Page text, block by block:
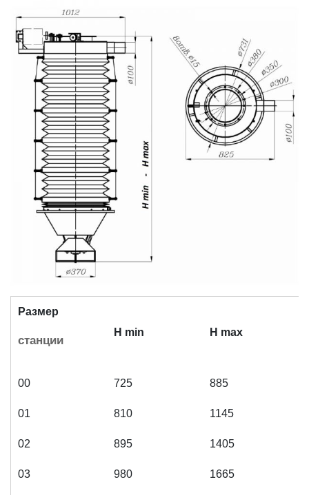
Размер
станции
H min H max
00 725 885
01 810 1145
02 895 1405
03 980 1665